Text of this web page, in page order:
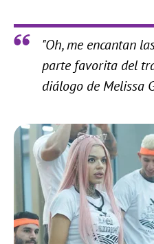
"Oh, me encantan
parte favorita del
diálogo de Melissa